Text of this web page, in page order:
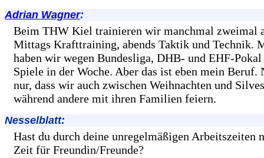
Adrian Wagner:
Beim THW Kiel trainieren wir manchmal zweimal
Mittags Krafttraining, abends Taktik und Technik.
haben wir wegen Bundesliga, DHB- und EHF-
Spiele in der Woche. Aber das ist eben mein Beruf.
nur, dass wir auch zwischen Weihnachten und
während andere mit ihren Familien feiern.
Nesselblatt:
Hast du durch deine unregelmäßigen Arbeitszeiten
Zeit für Freundin/Freunde?